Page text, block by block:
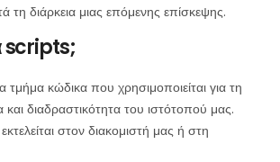
τη διάρκεια μιας επόμενης επίσκεψης.
scripts;
τμήμα κώδικα που χρησιμοποιείται για τη
και διαδραστικότητα του ιστότοπού μας.
στον διακομιστή μας ή στη